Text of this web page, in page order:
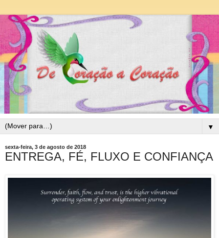
▼
sexta-feira, 3 de agosto de 2018
ENTREGA, FÉ, FLUXO E CONFIANÇA